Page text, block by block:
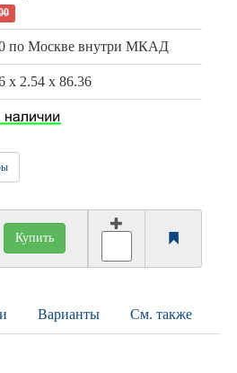
по Москве внутри МКАД
x 2.54 x 86.36
Купить
Варианты См. также